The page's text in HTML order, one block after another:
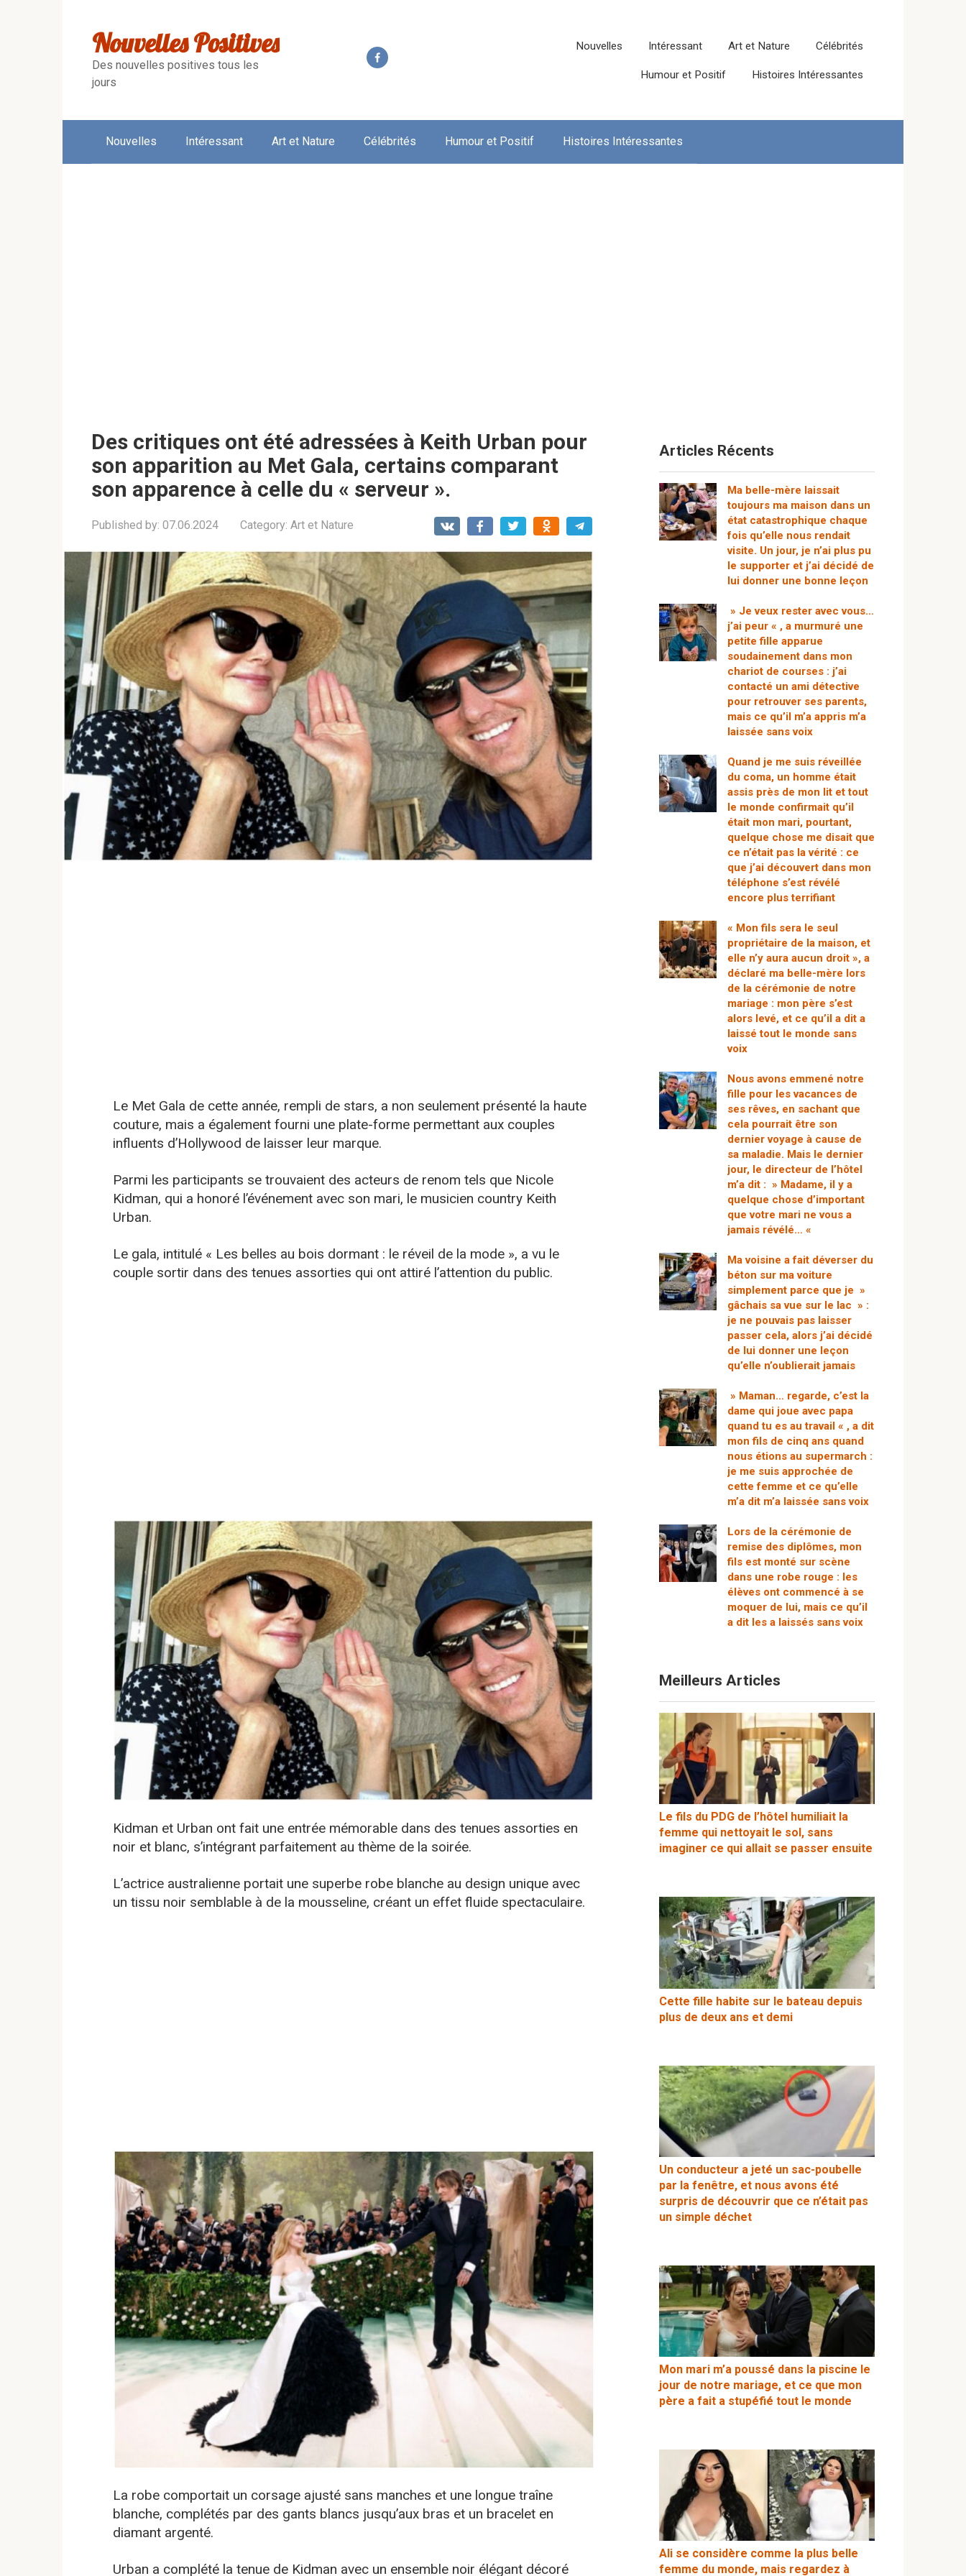
Nouvelles Positives
Des nouvelles positives tous les
jours
Nouvelles Intéressant Art et Nature Célébrités
Humour et Positif Histoires Intéressantes
Nouvelles Intéressant Art et Nature Célébrités Humour et Positif Histoires Intéressantes
Des critiques ont été adressées à Keith Urban pour
son apparition au Met Gala, certains comparant
son apparence à celle du « serveur ».
Published by: 07.06.2024 Category: Art et Nature
Le Met Gala de cette année, rempli de stars, a non seulement présenté la haute
couture, mais a également fourni une plate-forme permettant aux couples
influents d’Hollywood de laisser leur marque.
Parmi les participants se trouvaient des acteurs de renom tels que Nicole
Kidman, qui a honoré l’événement avec son mari, le musicien country Keith
Urban.
Le gala, intitulé « Les belles au bois dormant : le réveil de la mode », a vu le
couple sortir dans des tenues assorties qui ont attiré l’attention du public.
Kidman et Urban ont fait une entrée mémorable dans des tenues assorties en
noir et blanc, s’intégrant parfaitement au thème de la soirée.
L’actrice australienne portait une superbe robe blanche au design unique avec
un tissu noir semblable à de la mousseline, créant un effet fluide spectaculaire.
La robe comportait un corsage ajusté sans manches et une longue traîne
blanche, complétés par des gants blancs jusqu’aux bras et un bracelet en
diamant argenté.
Urban a complété la tenue de Kidman avec un ensemble noir élégant décoré
Articles Récents
Ma belle-mère laissait
toujours ma maison dans un
état catastrophique chaque
fois qu’elle nous rendait
visite. Un jour, je n’ai plus pu
le supporter et j’ai décidé de
lui donner une bonne leçon
» Je veux rester avec vous…
j’ai peur « , a murmuré une
petite fille apparue
soudainement dans mon
chariot de courses : j’ai
contacté un ami détective
pour retrouver ses parents,
mais ce qu’il m’a appris m’a
laissée sans voix
Quand je me suis réveillée
du coma, un homme était
assis près de mon lit et tout
le monde confirmait qu’il
était mon mari, pourtant,
quelque chose me disait que
ce n’était pas la vérité : ce
que j’ai découvert dans mon
téléphone s’est révélé
encore plus terrifiant
« Mon fils sera le seul
propriétaire de la maison, et
elle n’y aura aucun droit », a
déclaré ma belle-mère lors
de la cérémonie de notre
mariage : mon père s’est
alors levé, et ce qu’il a dit a
laissé tout le monde sans
voix
Nous avons emmené notre
fille pour les vacances de
ses rêves, en sachant que
cela pourrait être son
dernier voyage à cause de
sa maladie. Mais le dernier
jour, le directeur de l’hôtel
m’a dit : » Madame, il y a
quelque chose d’important
que votre mari ne vous a
jamais révélé… «
Ma voisine a fait déverser du
béton sur ma voiture
simplement parce que je »
gâchais sa vue sur le lac » :
je ne pouvais pas laisser
passer cela, alors j’ai décidé
de lui donner une leçon
qu’elle n’oublierait jamais
» Maman… regarde, c’est la
dame qui joue avec papa
quand tu es au travail « , a dit
mon fils de cinq ans quand
nous étions au supermarch :
je me suis approchée de
cette femme et ce qu’elle
m’a dit m’a laissée sans voix
Lors de la cérémonie de
remise des diplômes, mon
fils est monté sur scène
dans une robe rouge : les
élèves ont commencé à se
moquer de lui, mais ce qu’il
a dit les a laissés sans voix
Meilleurs Articles
Le fils du PDG de l’hôtel humiliait la
femme qui nettoyait le sol, sans
imaginer ce qui allait se passer ensuite
Cette fille habite sur le bateau depuis
plus de deux ans et demi
Un conducteur a jeté un sac-poubelle
par la fenêtre, et nous avons été
surpris de découvrir que ce n’était pas
un simple déchet
Mon mari m’a poussé dans la piscine le
jour de notre mariage, et ce que mon
père a fait a stupéfié tout le monde
Ali se considère comme la plus belle
femme du monde, mais regardez à